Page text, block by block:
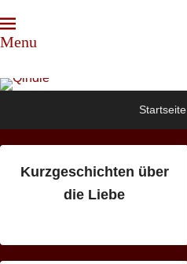
Menu
Qindie
Das Autorenkorrektiv
Startseite
Kurzgeschichten über
die Liebe